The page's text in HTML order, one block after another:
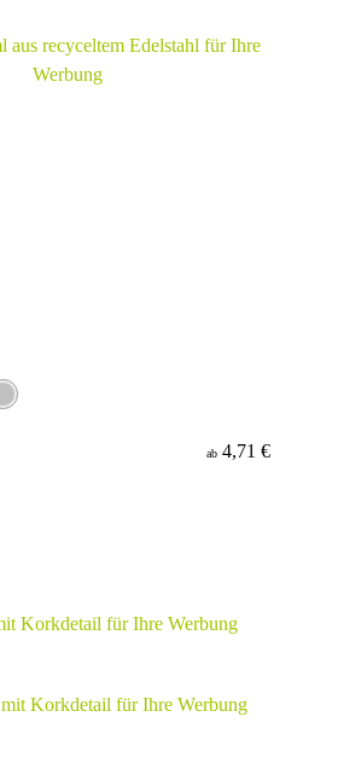
ab 4,71 €
Korkdetail für Ihre Werbung